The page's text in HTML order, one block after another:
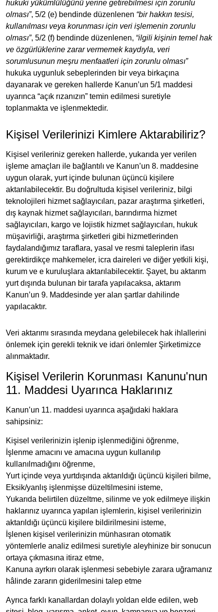
hukuki yükümlülüğünü yerine getirebilmesi için zorunlu
olması”, 5/2 (e) bendinde düzenlenen “bir hakkın tesisi,
kullanılması veya korunması için veri işlemenin zorunlu
olması”, 5/2 (f) bendinde düzenlenen, “ilgili kişinin temel hak
ve özgürlüklerine zarar vermemek kaydıyla, veri
sorumlusunun meşru menfaatleri için zorunlu olması”
hukuka uygunluk sebeplerinden bir veya birkaçına
dayanarak ve gereken hallerde Kanun’un 5/1 maddesi
uyarınca “açık rızanızın” temin edilmesi suretiyle
toplanmakta ve işlenmektedir.
Kişisel Verilerinizi Kimlere Aktarabiliriz?
Kişisel verileriniz gereken hallerde, yukarıda yer verilen
işleme amaçları ile bağlantılı ve Kanun’un 8. maddesine
uygun olarak, yurt içinde bulunan üçüncü kişilere
aktarılabilecektir. Bu doğrultuda kişisel verileriniz, bilgi
teknolojileri hizmet sağlayıcıları, pazar araştırma şirketleri,
dış kaynak hizmet sağlayıcıları, barındırma hizmet
sağlayıcıları, kargo ve lojistik hizmet sağlayıcıları, hukuk
müşavirliği, araştırma şirketleri gibi hizmetlerinden
faydalandığımız taraflara, yasal ve resmi taleplerin ifası
gerektirdikçe mahkemeler, icra daireleri ve diğer yetkili kişi,
kurum ve e kuruluşlara aktarılabilecektir. Şayet, bu aktarım
yurt dışında bulunan bir tarafa yapılacaksa, aktarım
Kanun’un 9. Maddesinde yer alan şartlar dahilinde
yapılacaktır.
Veri aktarımı sırasında meydana gelebilecek hak ihlallerini
önlemek için gerekli teknik ve idari önlemler Şirketimizce
alınmaktadır.
Kişisel Verilerin Korunması Kanunu'nun
11. Maddesi Uyarınca Haklarınız
Kanun’un 11. maddesi uyarınca aşağıdaki haklara
sahipsiniz:
Kişisel verilerinizin işlenip işlenmediğini öğrenme,
İşlenme amacını ve amacına uygun kullanılıp
kullanılmadığını öğrenme,
Yurt içinde veya yurtdışında aktarıldığı üçüncü kişileri bilme,
Eksik/yanlış işlenmişse düzeltilmesini isteme,
Yukarıda belirtilen düzeltme, silinme ve yok edilmeye ilişkin
haklarınız uyarınca yapılan işlemlerin, kişisel verilerinizin
aktarıldığı üçüncü kişilere bildirilmesini isteme,
İşlenen kişisel verilerinizin münhasıran otomatik
yöntemlerle analiz edilmesi suretiyle aleyhinize bir sonucun
ortaya çıkmasına itiraz etme,
Kanuna ayrkırı olarak işlenmesi sebebiyle zarara uğramanız
hâlinde zararın giderilmesini talep etme
Ayrıca farklı kanallardan dolaylı yoldan elde edilen, web